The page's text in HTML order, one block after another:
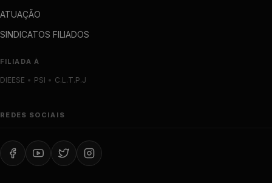
ATUAÇÃO
SINDICATOS FILIADOS
FILIADA À
DIEESE • PSI • C.L.T.P.J
REDES SOCIAIS